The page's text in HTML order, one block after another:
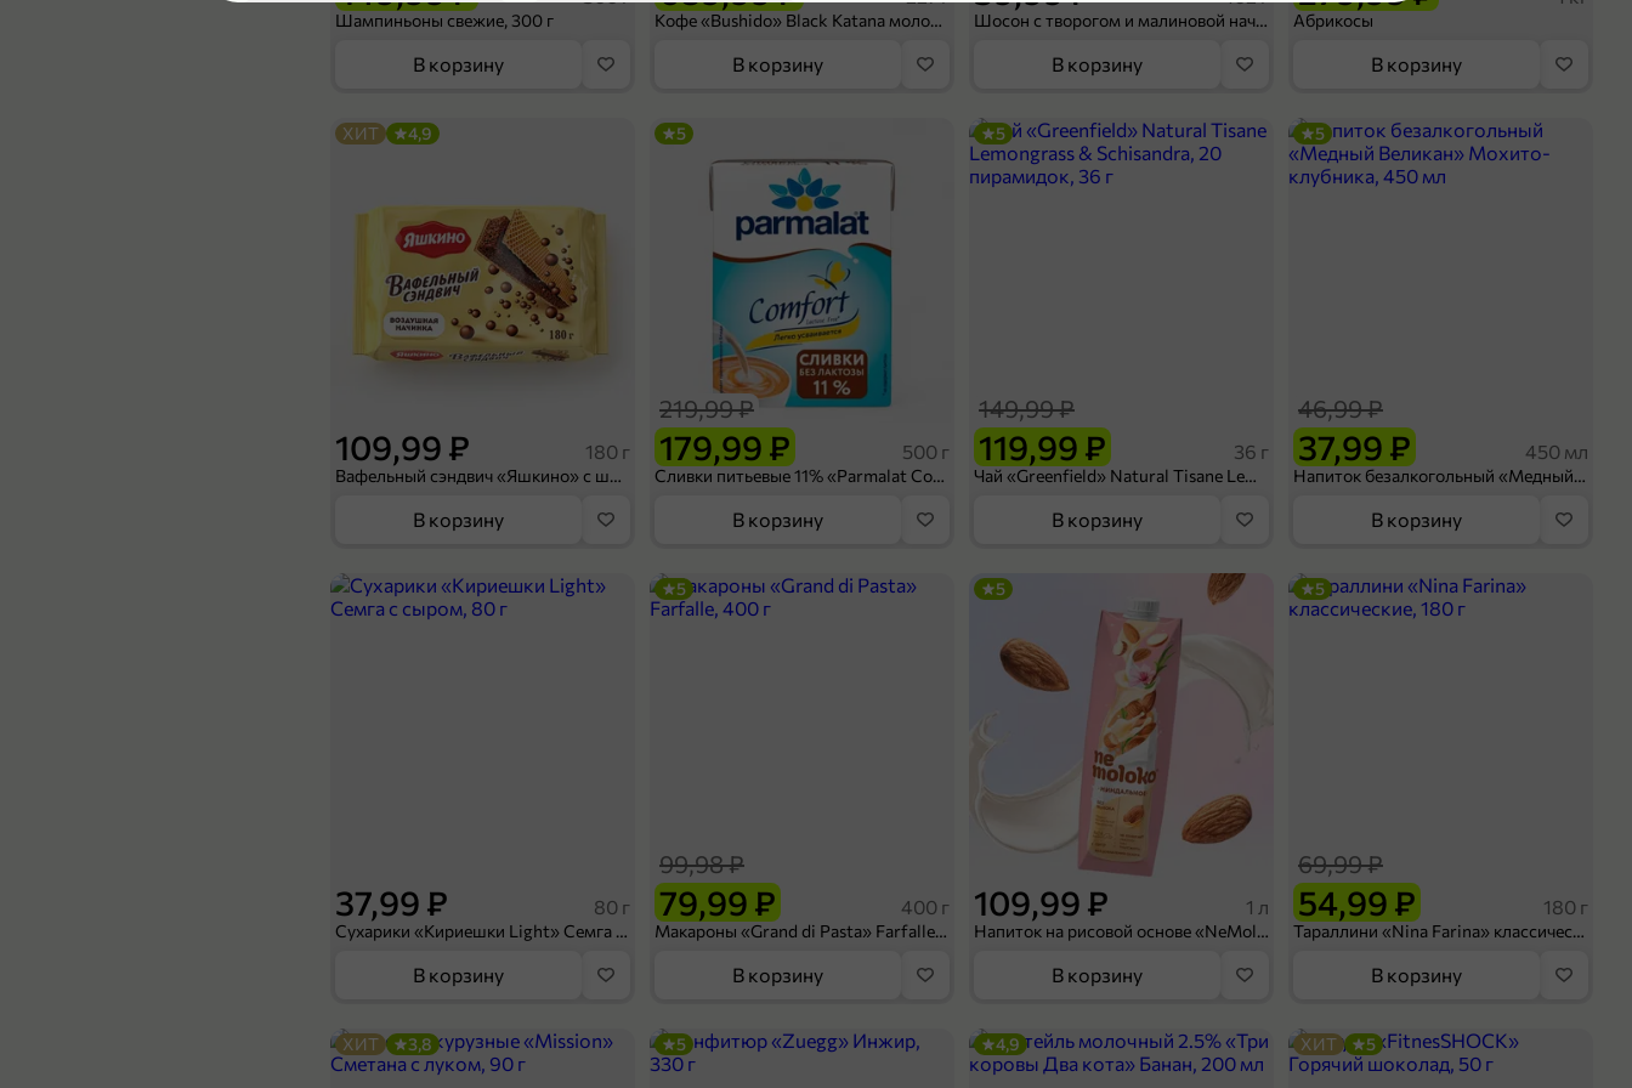
165 г
Вафли «Яшкино» Голландские с варёной сгущёнкой, 165 г
109,99 ₽ 300 г
Вафли «Яшкино» лимон-лайм, 300 г
Вафли
Поделиться
Шампиньоны свежие, 300 г
В корзину
Кофе «Bushido» Black Katana молотый, 227 г
В корзину
Шосон с творогом и малиновой начинкой, 102 г
В корзину
Абрикосы
В корзину
109,99 ₽ 180 г
Вафельный сэндвич «Яшкино» с шоколадной начинкой, 180 г
ХИТ 4,9
В корзину
179,99 ₽
219,99 ₽
500 г
Сливки питьевые 11% «Parmalat Comfort» безлактозные, 500 г
5
В корзину
119,99 ₽
149,99 ₽
36 г
Чай «Greenfield» Natural Tisane Lemongrass & Schisandra, 20 пирамидок, 36 г
5
В корзину
37,99 ₽
46,99 ₽
450 мл
Напиток безалкогольный «Медный Великан» Мохито-клубника, 450 мл
5
В корзину
37,99 ₽ 80 г
Сухарики «Кириешки Light» Семга с сыром, 80 г
В корзину
79,99 ₽
99,98 ₽
400 г
Макароны «Grand di Pasta» Farfalle, 400 г
5
В корзину
109,99 ₽ 1 л
Напиток на рисовой основе «NeMoloko» «Миндальный», 1 л
5
В корзину
54,99 ₽
69,99 ₽
180 г
Тараллини «Nina Farina» классические, 180 г
5
В корзину
ХИТ 3,8 5 4,9 ХИТ 5